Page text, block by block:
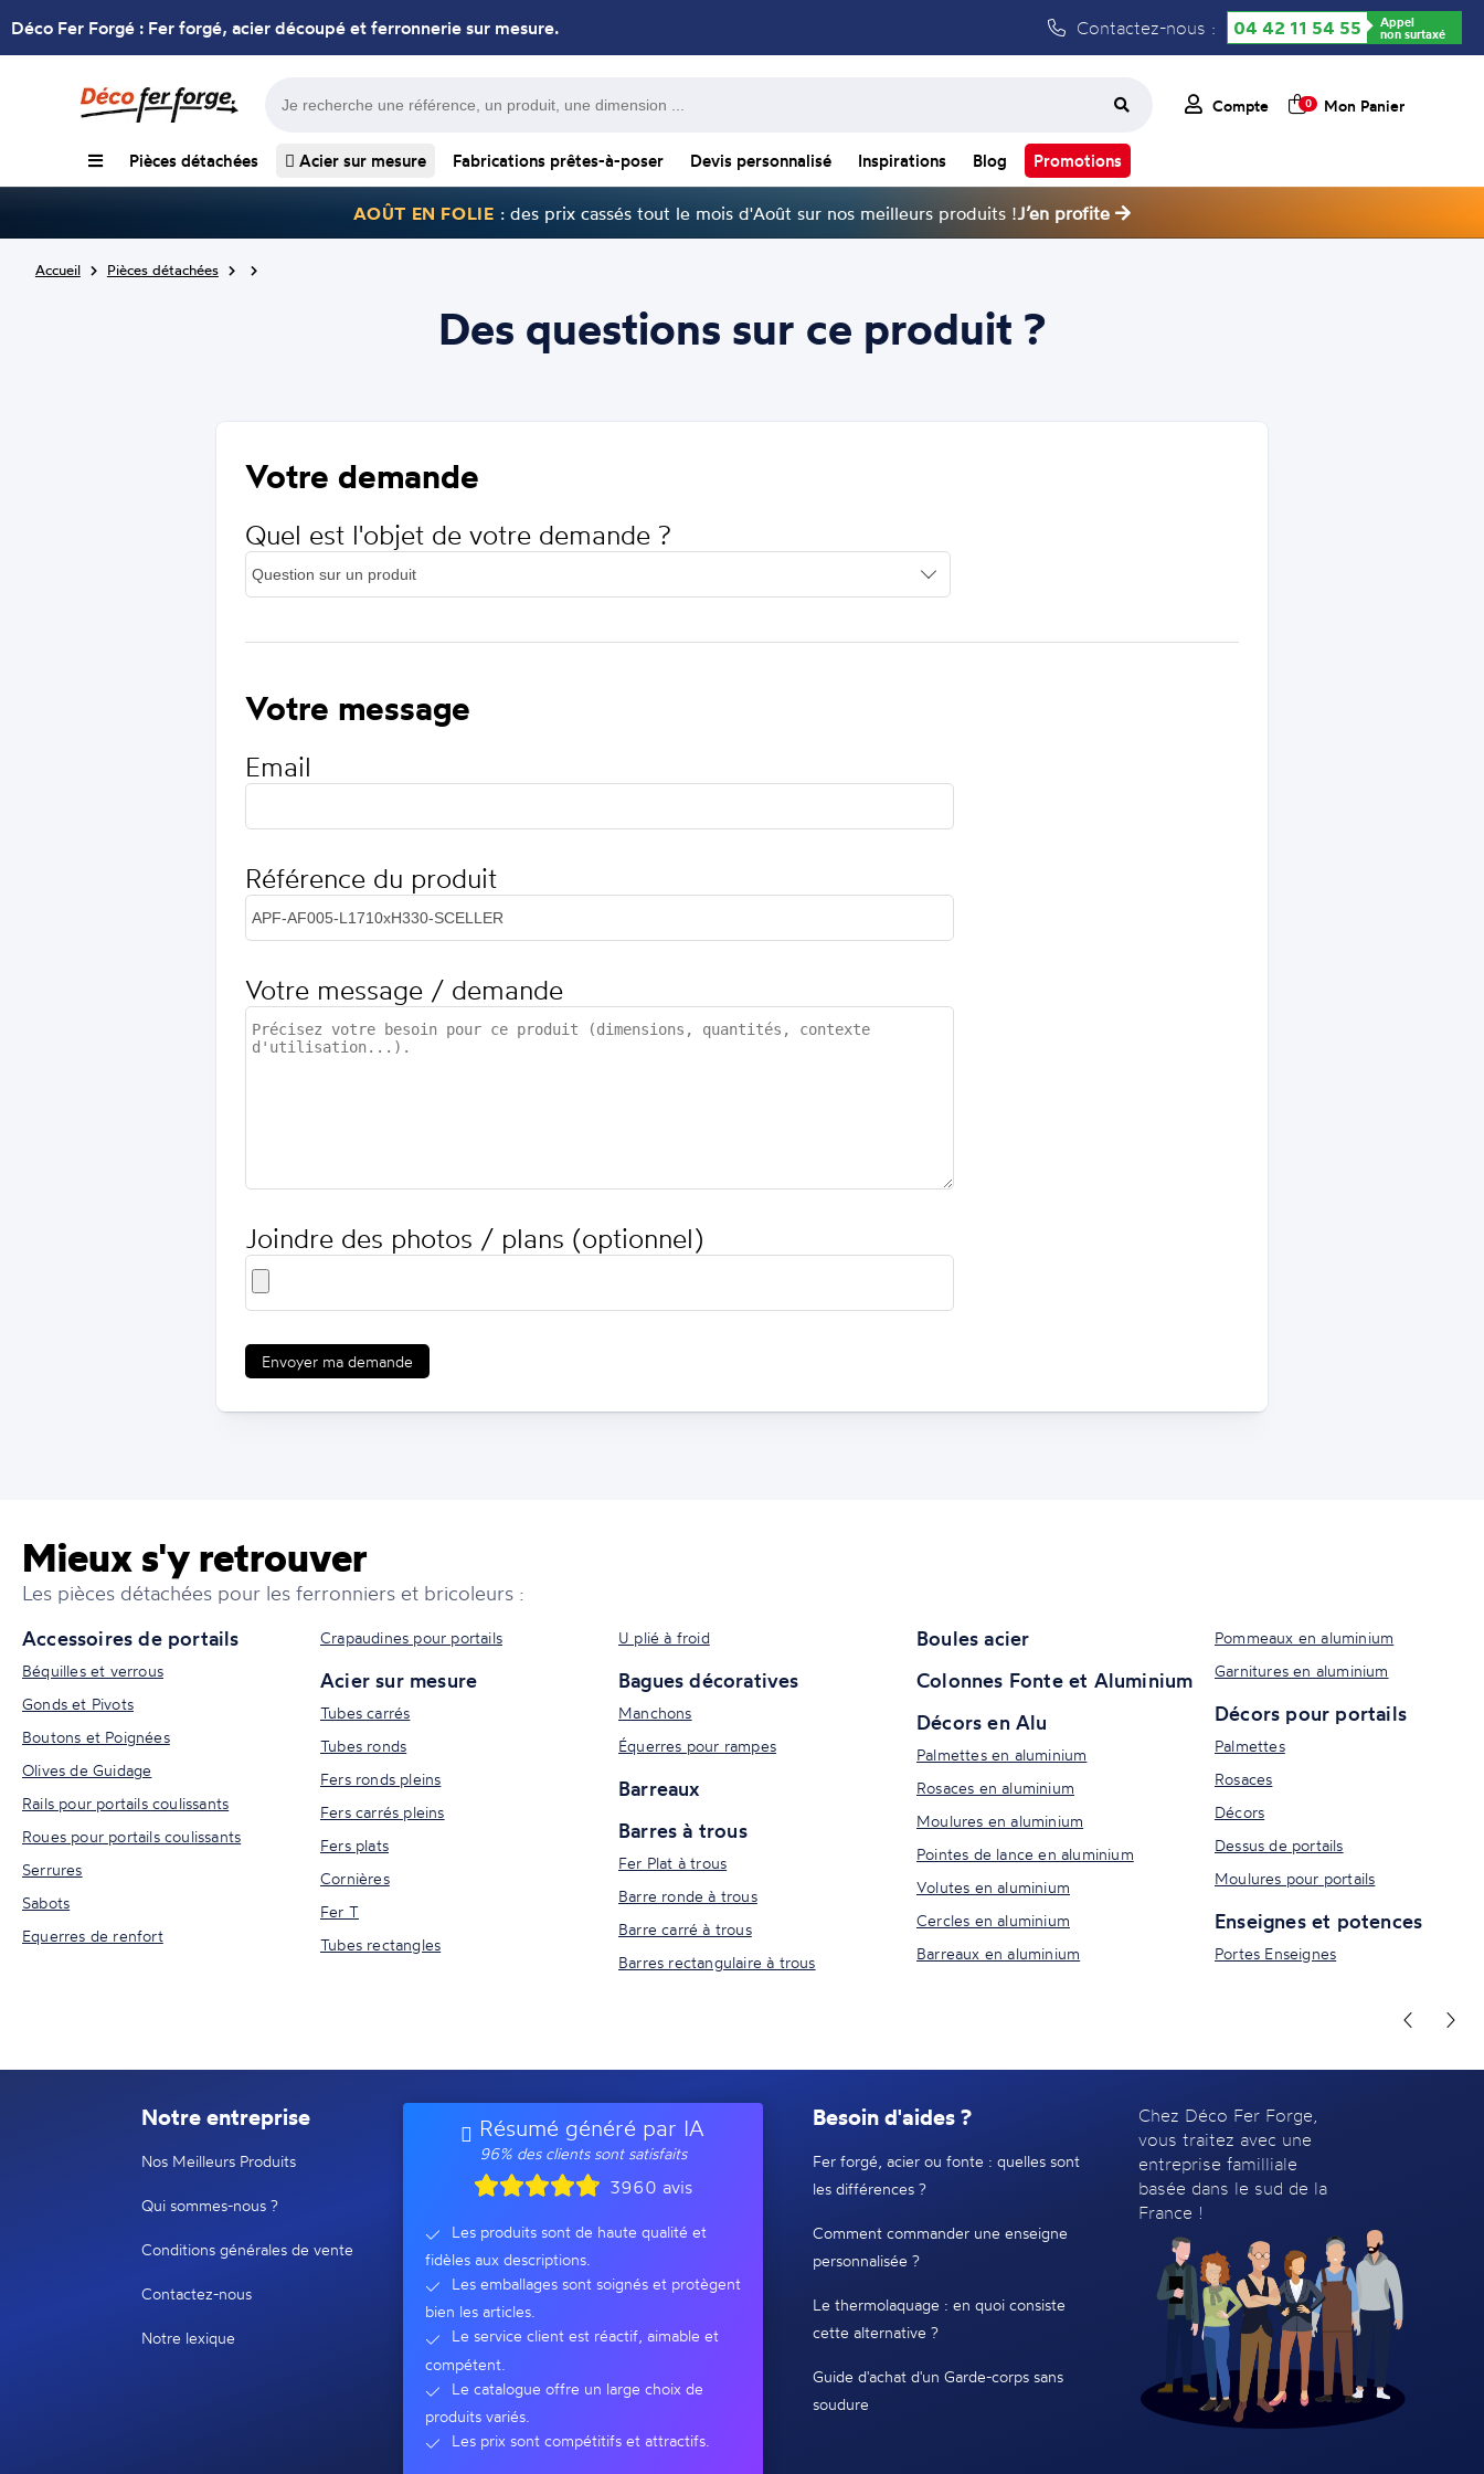
Déco Fer Forgé : Fer forgé, acier découpé et ferronnerie sur mesure. Contactez-nous : 04 42 11 54 55 Appel
non surtaxé
Compte 0 Mon Panier
Pièces détachées Acier sur mesure Fabrications prêtes-à-poser Devis personnalisé Inspirations Blog Promotions
AOÛT EN FOLIE : des prix cassés tout le mois d'Août sur nos meilleurs produits !J’en profite
Accueil Pièces détachées
Des questions sur ce produit ?
Votre demande
Quel est l'objet de votre demande ?
Votre message
Email
Référence du produit
Votre message / demande
Joindre des photos / plans (optionnel)
Envoyer ma demande
Mieux s'y retrouver
Les pièces détachées pour les ferronniers et bricoleurs :
Accessoires de portails
Béquilles et verrous
Gonds et Pivots
Boutons et Poignées
Olives de Guidage
Rails pour portails coulissants
Roues pour portails coulissants
Serrures
Sabots
Equerres de renfort
Crapaudines pour portails
Acier sur mesure
Tubes carrés
Tubes ronds
Fers ronds pleins
Fers carrés pleins
Fers plats
Cornières
Fer T
Tubes rectangles
U plié à froid
Bagues décoratives
Manchons
Équerres pour rampes
Barreaux
Barres à trous
Fer Plat à trous
Barre ronde à trous
Barre carré à trous
Barres rectangulaire à trous
Boules acier
Colonnes Fonte et Aluminium
Décors en Alu
Palmettes en aluminium
Rosaces en aluminium
Moulures en aluminium
Pointes de lance en aluminium
Volutes en aluminium
Cercles en aluminium
Barreaux en aluminium
Pommeaux en aluminium
Garnitures en aluminium
Décors pour portails
Palmettes
Rosaces
Décors
Dessus de portails
Moulures pour portails
Enseignes et potences
Portes Enseignes
Notre entreprise
Nos Meilleurs Produits
Qui sommes-nous ?
Conditions générales de vente
Contactez-nous
Notre lexique
Résumé généré par IA
96% des clients sont satisfaits
3960 avis
Les produits sont de haute qualité et
fidèles aux descriptions.
Les emballages sont soignés et protègent
bien les articles.
Le service client est réactif, aimable et
compétent.
Le catalogue offre un large choix de
produits variés.
Les prix sont compétitifs et attractifs.
Besoin d'aides ?
Fer forgé, acier ou fonte : quelles sont
les différences ?
Comment commander une enseigne
personnalisée ?
Le thermolaquage : en quoi consiste
cette alternative ?
Guide d'achat d'un Garde-corps sans
soudure
Chez Déco Fer Forge,
vous traitez avec une
entreprise familliale
basée dans le sud de la
France !